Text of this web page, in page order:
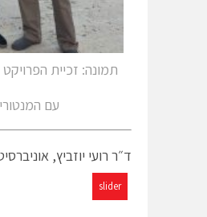
תמונה: זכיית
עם
ד״ר רועי יוזביץ,
slider